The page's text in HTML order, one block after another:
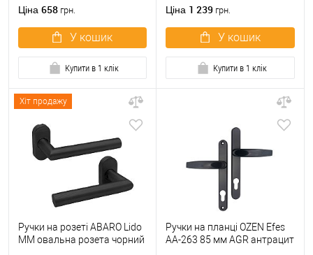
Ціна 658 грн.
У кошик
Купити в 1 клік
Ціна 1 239 грн.
У кошик
Купити в 1 клік
Хіт продажу
Ручки на розеті ABARO Lido
MM овальна розета чорний
Ручки на планці OZEN Efes
AA-263 85 мм AGR антрацит